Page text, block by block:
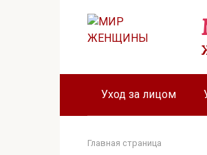
Уход за лицом
Главная страница